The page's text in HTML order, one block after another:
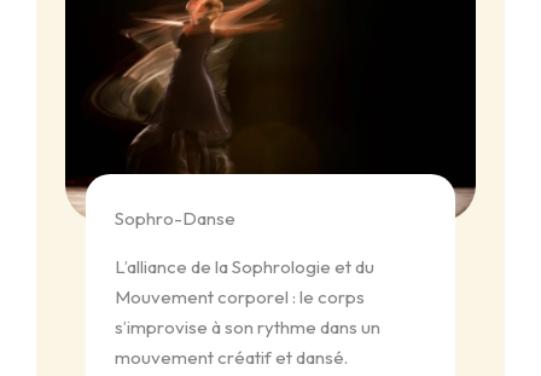
Sophro-Danse
L’alliance de la Sophrologie et du
Mouvement corporel : le corps
s’improvise à son rythme dans un
mouvement créatif et dansé.